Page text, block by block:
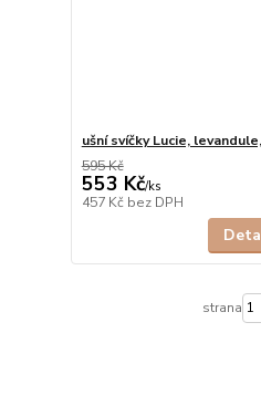
ušní svíčky Lucie,
595 Kč
553 Kč/ks
457 Kč bez DPH
strana